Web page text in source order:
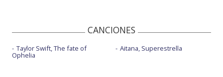
CANCIONES
Taylor Swift, The fate of
Ophelia
Aitana, Superestrella